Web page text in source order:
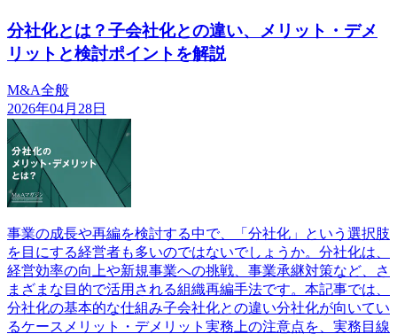
分社化とは？子会社化との違い、メリット・デメ
リットと検討ポイントを解説
M&A全般
2026年04月28日
事業の成長や再編を検討する中で、「分社化」という選択肢
を目にする経営者も多いのではないでしょうか。分社化は、
経営効率の向上や新規事業への挑戦、事業承継対策など、さ
まざまな目的で活用される組織再編手法です。本記事では、
分社化の基本的な仕組み子会社化との違い分社化が向いてい
るケースメリット・デメリット実務上の注意点を、実務目線